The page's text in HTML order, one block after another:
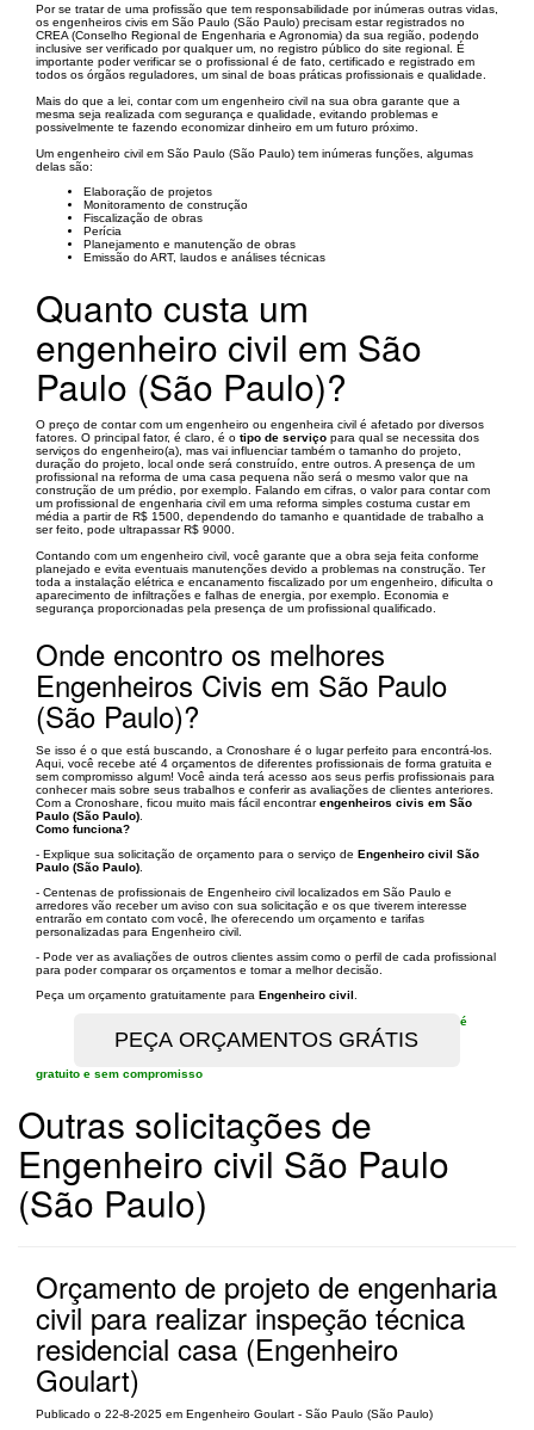
Por se tratar de uma profissão que tem responsabilidade por inúmeras outras vidas,
os engenheiros civis em São Paulo (São Paulo) precisam estar registrados no
CREA (Conselho Regional de Engenharia e Agronomia) da sua região, podendo
inclusive ser verificado por qualquer um, no registro público do site regional. É
importante poder verificar se o profissional é de fato, certificado e registrado em
todos os órgãos reguladores, um sinal de boas práticas profissionais e qualidade.
Mais do que a lei, contar com um engenheiro civil na sua obra garante que a
mesma seja realizada com segurança e qualidade, evitando problemas e
possivelmente te fazendo economizar dinheiro em um futuro próximo.
Um engenheiro civil em São Paulo (São Paulo) tem inúmeras funções, algumas
delas são:
Elaboração de projetos
Monitoramento de construção
Fiscalização de obras
Perícia
Planejamento e manutenção de obras
Emissão do ART, laudos e análises técnicas
Quanto custa um
engenheiro civil em São
Paulo (São Paulo)?
O preço de contar com um engenheiro ou engenheira civil é afetado por diversos
fatores. O principal fator, é claro, é o tipo de serviço para qual se necessita dos
serviços do engenheiro(a), mas vai influenciar também o tamanho do projeto,
duração do projeto, local onde será construído, entre outros. A presença de um
profissional na reforma de uma casa pequena não será o mesmo valor que na
construção de um prédio, por exemplo. Falando em cifras, o valor para contar com
um profissional de engenharia civil em uma reforma simples costuma custar em
média a partir de R$ 1500, dependendo do tamanho e quantidade de trabalho a
ser feito, pode ultrapassar R$ 9000.
Contando com um engenheiro civil, você garante que a obra seja feita conforme
planejado e evita eventuais manutenções devido a problemas na construção. Ter
toda a instalação elétrica e encanamento fiscalizado por um engenheiro, dificulta o
aparecimento de infiltrações e falhas de energia, por exemplo. Economia e
segurança proporcionadas pela presença de um profissional qualificado.
Onde encontro os melhores
Engenheiros Civis em São Paulo
(São Paulo)?
Se isso é o que está buscando, a Cronoshare é o lugar perfeito para encontrá-los.
Aqui, você recebe até 4 orçamentos de diferentes profissionais de forma gratuita e
sem compromisso algum! Você ainda terá acesso aos seus perfis profissionais para
conhecer mais sobre seus trabalhos e conferir as avaliações de clientes anteriores.
Com a Cronoshare, ficou muito mais fácil encontrarengenheiros civis em São
Paulo (São Paulo)
Como funciona?
- Explique sua solicitação de orçamento para o serviço de Engenheiro civil São
Paulo (São Paulo)
- Centenas de profissionais de Engenheiro civil localizados em São Paulo e
arredores vão receber um aviso con sua solicitação e os que tiverem interesse
entrarão em contato com você, lhe oferecendo um orçamento e tarifas
personalizadas para Engenheiro civil.
- Pode ver as avaliações de outros clientes assim como o perfil de cada profissional
para poder comparar os orçamentos e tomar a melhor decisão.
Peça um orçamento gratuitamente para Engenheiro civil
é
gratuito e sem compromisso
Outras solicitações de
Engenheiro civil São Paulo
(São Paulo)
Orçamento de projeto de engenharia
civil para realizar inspeção técnica
residencial casa (Engenheiro
Goulart)
Publicado o 22-8-2025 em Engenheiro Goulart - São Paulo (São Paulo)